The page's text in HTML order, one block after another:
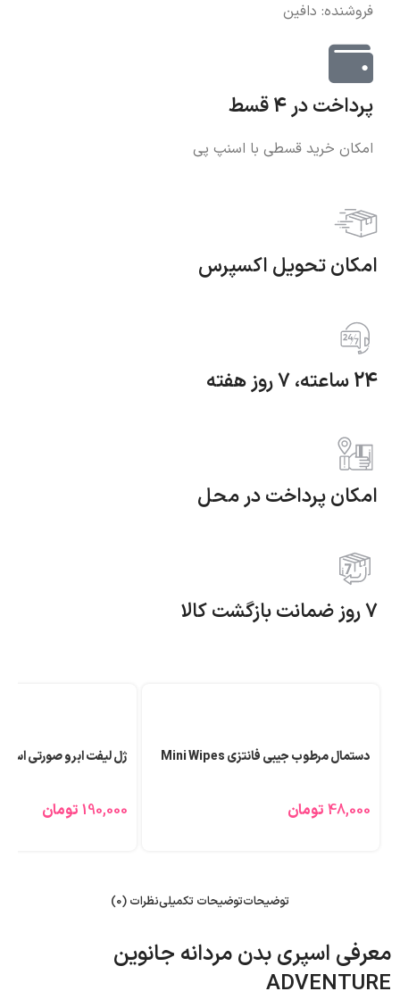
فروشنده: دافین
پرداخت در 4 قسط
امکان خرید قسطی با اسنپ پی
امکان تحویل اکسپرس
24 ساعته، 7 روز هفته
امکان پرداخت در محل
7 روز ضمانت بازگشت کالا
دستمال مرطوب جیبی فانتزی Mini Wipes
48,000 تومان
ژل لیفت ابرو صورتی
190,000 تومان
توضیحاتتوضیحات تکمیلینظرات (0)
معرفی اسپری بدن مردانه جانوین
ADVENTURE